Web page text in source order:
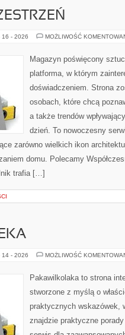
16 - 2026 MOŻLIWOŚĆ
Magazyn poświęcony
platforma, w którym
doświadczeniem. Strona
osobach, które chcą
a także trendów
dzień. To nowoczesny
zarówno wielkich ikon
domu. Polecamy
trafia […]
14 - 2026 MOŻLIWOŚĆ
Pakawilkolaka to strona
stworzone z myślą o
praktycznych wskazówek,
znajdzie praktyczne